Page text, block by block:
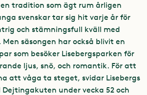
en tradition som ägt rum årligen
svenskar tar sig hit varje år för
och stämningsfull kväll med
säsongen har också blivit en
som besöker Lisebergsparken för
ljus, snö, och romantik. För att
att våga ta steget, svidar Lisebergs
under vecka 52 och